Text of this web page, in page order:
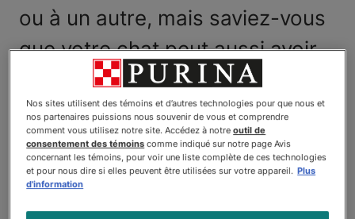
ou à un autre, mais saviez-vous
que votre chat peut aussi avoir
des poussées d’acné? L’acné
est simplement une infection de
la peau qui touche
habituellement le follicule pileux.
Nos sites utilisent des témoins et d’autres technologies pour que nous et
nos partenaires puissions nous souvenir de vous et comprendre
comment vous utilisez notre site. Accédez à notreoutil de
consentement des témoins comme indiqué sur notre page Avis
concernant les témoins, pour voir une liste complète de ces technologies
et pour nous dire si elles peuvent être utilisées sur votre appareil. Plus
d'information